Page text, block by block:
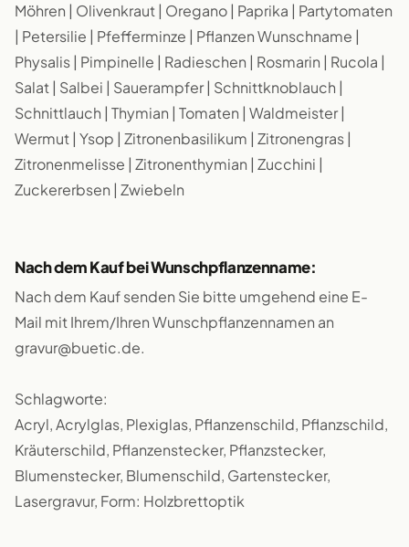
Möhren | Olivenkraut | Oregano | Paprika | Partytomaten
| Petersilie | Pfefferminze | Pflanzen Wunschname |
Physalis | Pimpinelle | Radieschen | Rosmarin | Rucola |
Salat | Salbei | Sauerampfer | Schnittknoblauch |
Schnittlauch | Thymian | Tomaten | Waldmeister |
Wermut | Ysop | Zitronenbasilikum | Zitronengras |
Zitronenmelisse | Zitronenthymian | Zucchini |
Zuckererbsen | Zwiebeln
Nach dem Kauf bei Wunschpflanzenname:
Nach dem Kauf senden Sie bitte umgehend eine E-
Mail mit Ihrem/Ihren Wunschpflanzennamen an
gravur@buetic.de.
Schlagworte:
Acryl, Acrylglas, Plexiglas, Pflanzenschild, Pflanzschild,
Kräuterschild, Pflanzenstecker, Pflanzstecker,
Blumenstecker, Blumenschild, Gartenstecker,
Lasergravur, Form: Holzbrettoptik